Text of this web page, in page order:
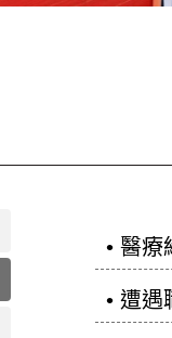
• 醫療
• 遭遇